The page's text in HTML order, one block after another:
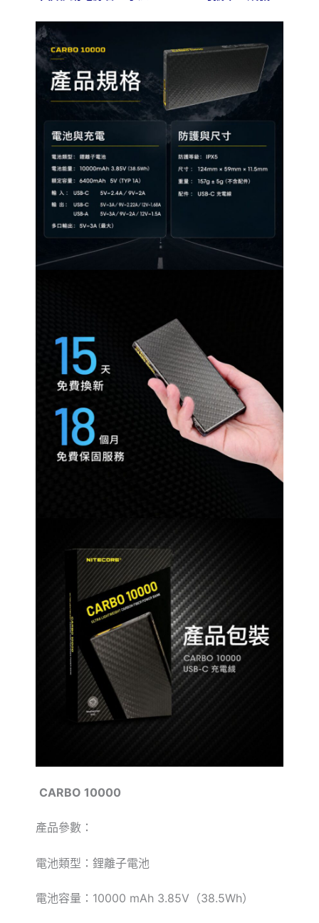
CARBO 10000
產品參數：
電池類型：鋰離子電池
電池容量： 10000 mAh 3.85V （38.5Wh）